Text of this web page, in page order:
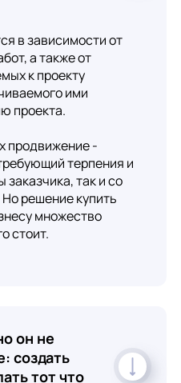
в зависимости от
а также от
к проекту
ими
проекта.
продвижение -
терпения и
заказчика, так и со
решение купить
множество
стоит.
он не
создать
тот что